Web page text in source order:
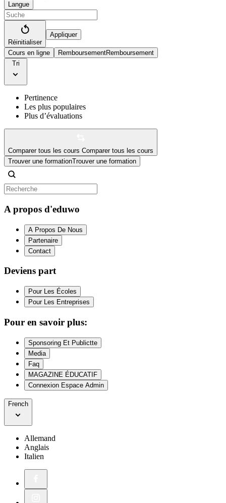
Langue
Réinitialiser
Appliquer
Cours en ligne RemboursementRemboursement
Tri
Pertinence
Les plus populaires
Plus d’évaluations
Comparer tous les cours Comparer tous les cours
Trouver une formationTrouver une formation
A propos d'eduwo
A Propos De Nous
Partenaire
Contact
Deviens part
Pour Les Écoles
Pour Les Entreprises
Pour en savoir plus:
Sponsoring Et Publictte
Media
Faq
MAGAZINE ÉDUCATIF
Connexion Espace Admin
French
Allemand
Anglais
Italien